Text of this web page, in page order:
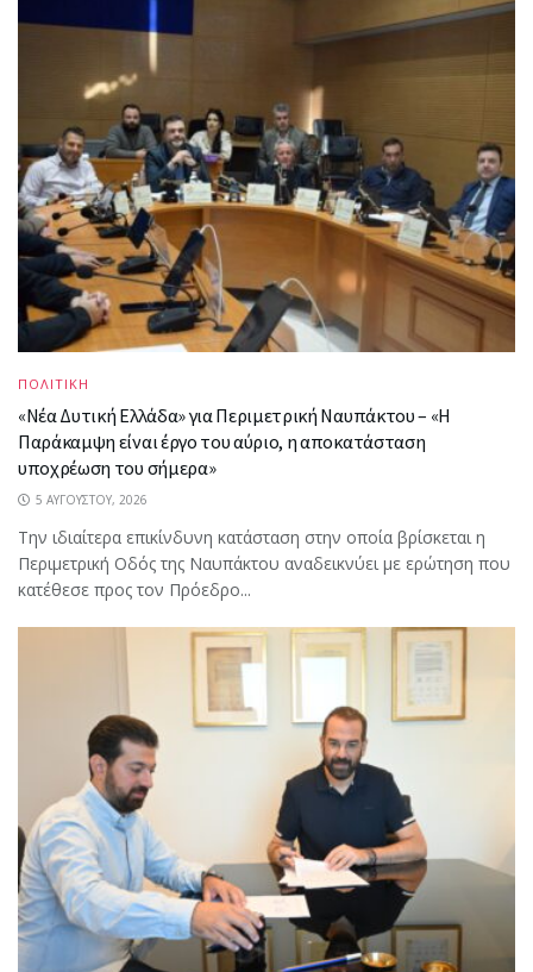
ΠΟΛΙΤΙΚΗ
«Νέα Δυτική Ελλάδα» για Περιμετρική Ναυπάκτου – «Η
Παράκαμψη είναι έργο του αύριο, η αποκατάσταση
υποχρέωση του σήμερα»
5 ΑΥΓΟΎΣΤΟΥ, 2026
Την ιδιαίτερα επικίνδυνη κατάσταση στην οποία βρίσκεται η
Περιμετρική Οδός της Ναυπάκτου αναδεικνύει με ερώτηση που
κατέθεσε προς τον Πρόεδρο...